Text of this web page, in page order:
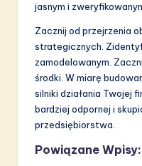
jasnym i
Zacznij od przejrzenia
strategicznych.
zamodelowanym.
środki. W miarę
silniki działania Twojej
bardziej odpornej i
przedsiębiorstwa.
Powiązane Wpisy: